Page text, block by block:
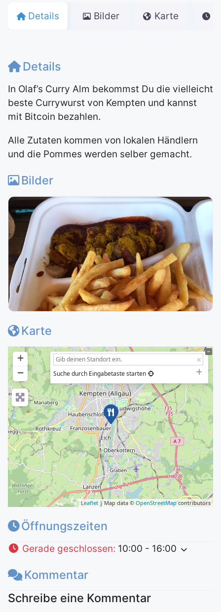
Details Bilder Karte
Details
In Olaf’s Curry Alm bekommst Du die vielleicht
beste Currywurst von Kempten und kannst
mit Bitcoin bezahlen.
Alle Zutaten kommen von lokalen Händlern
und die Pommes werden selber gemacht.
Bilder
Karte
+
−
Suche durch Eingabetaste starten
Leaflet | Map data © OpenStreetMapcontributors
Öffnungszeiten
Gerade geschlossen: 10:00 - 16:00
Kommentar